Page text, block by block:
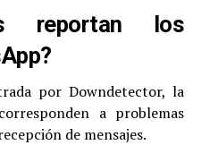
reportan los
por Downdetector, la
a problemas
de mensajes.